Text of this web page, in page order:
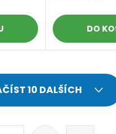
DO
10 DALŠÍCH